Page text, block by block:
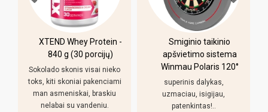
XTEND Whey Protein -
840 g (30 porcijų)
Sokolado skonis visai nieko
toks, kiti skoniai pakenciami
man asmeniskai, braskiu
nelabai su vandeniu.
Smiginio taikinio
apšvietimo sistema
Winmau Polaris 120°
superinis dalykas,
uzmaciau, isigijau,
patenkintas!..